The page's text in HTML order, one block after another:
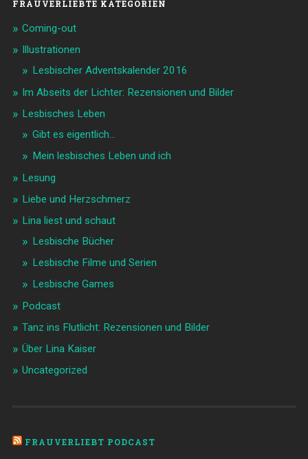
FRAUVERLIEBTE KATEGORIEN
Coming-out
Illustrationen
Lesbischer Adventskalender 2016
Im Abseits der Lichter: Rezensionen und Bilder
Lesbisches Leben
Gibt es eigentlich…
Mein lesbisches Leben und ich
Lesung
Liebe und Herzschmerz
Lina liest und schaut
Lesbische Bücher
Lesbische Filme und Serien
Lesbische Games
Podcast
Tanz ins Flutlicht: Rezensionen und Bilder
Über Lina Kaiser
Uncategorized
FRAUVERLIEBT PODCAST